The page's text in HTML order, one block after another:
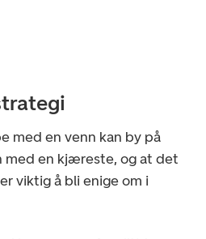
med en venn kan by på
med en kjæreste, og at det
viktig å bli enige om i